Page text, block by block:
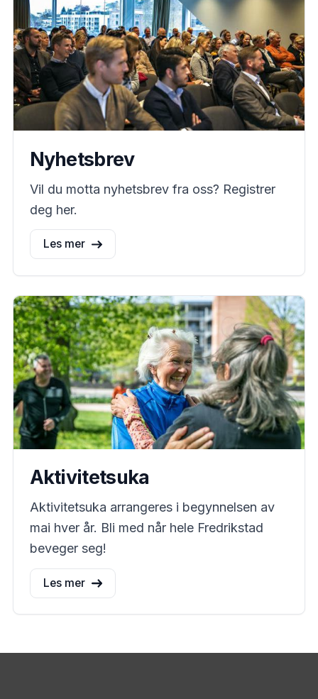
Nyhetsbrev
Vil du motta nyhetsbrev fra oss? Registrer
deg her.
Les mer
Aktivitetsuka
Aktivitetsuka arrangeres i begynnelsen av
mai hver år. Bli med når hele Fredrikstad
beveger seg!
Les mer